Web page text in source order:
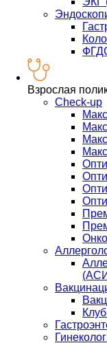
Взрослая
Check-up